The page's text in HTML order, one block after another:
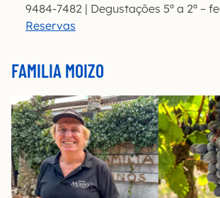
9484-7482 | Degustações 5ª a 2ª –
Reservas
FAMILIA MOIZO